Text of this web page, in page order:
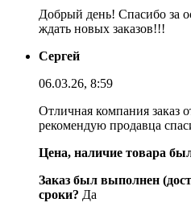
Добрый день! Спасибо за
ждать новых заказов!!!
Сергей
06.03.26, 8:59
Отличная компания заказ
рекомендую продавца
Цена, наличие товара
Заказ был выполнен
сроки? Да